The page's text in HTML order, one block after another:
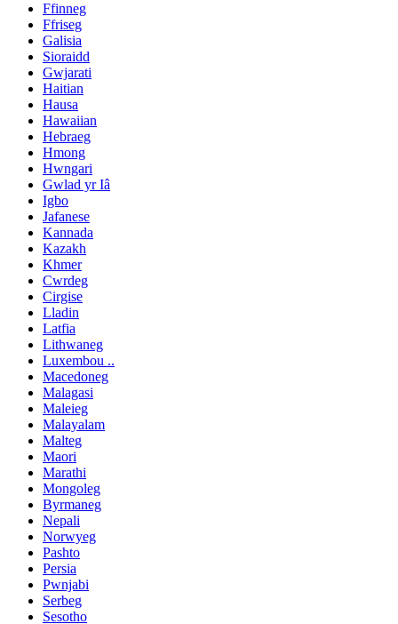
Ffinneg
Ffriseg
Galisia
Sioraidd
Gwjarati
Haitian
Hausa
Hawaiian
Hebraeg
Hmong
Hwngari
Gwlad yr Iâ
Igbo
Jafanese
Kannada
Kazakh
Khmer
Cwrdeg
Cirgise
Lladin
Latfia
Lithwaneg
Luxembou ..
Macedoneg
Malagasi
Maleieg
Malayalam
Malteg
Maori
Marathi
Mongoleg
Byrmaneg
Nepali
Norwyeg
Pashto
Persia
Pwnjabi
Serbeg
Sesotho